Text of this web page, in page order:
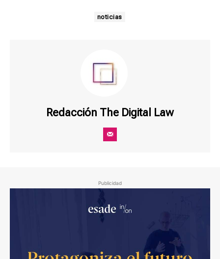
noticias
Redacción The Digital Law
Publicidad